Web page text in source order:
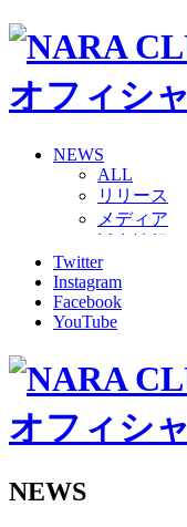
NEWS
ALL
リリース
メディア
グッズ
ファンコミ
普及・育成
ホームタウ
その他
2026/27ト
2026/27ト
Twitter
Instagram
Facebook
YouTube
NEWS